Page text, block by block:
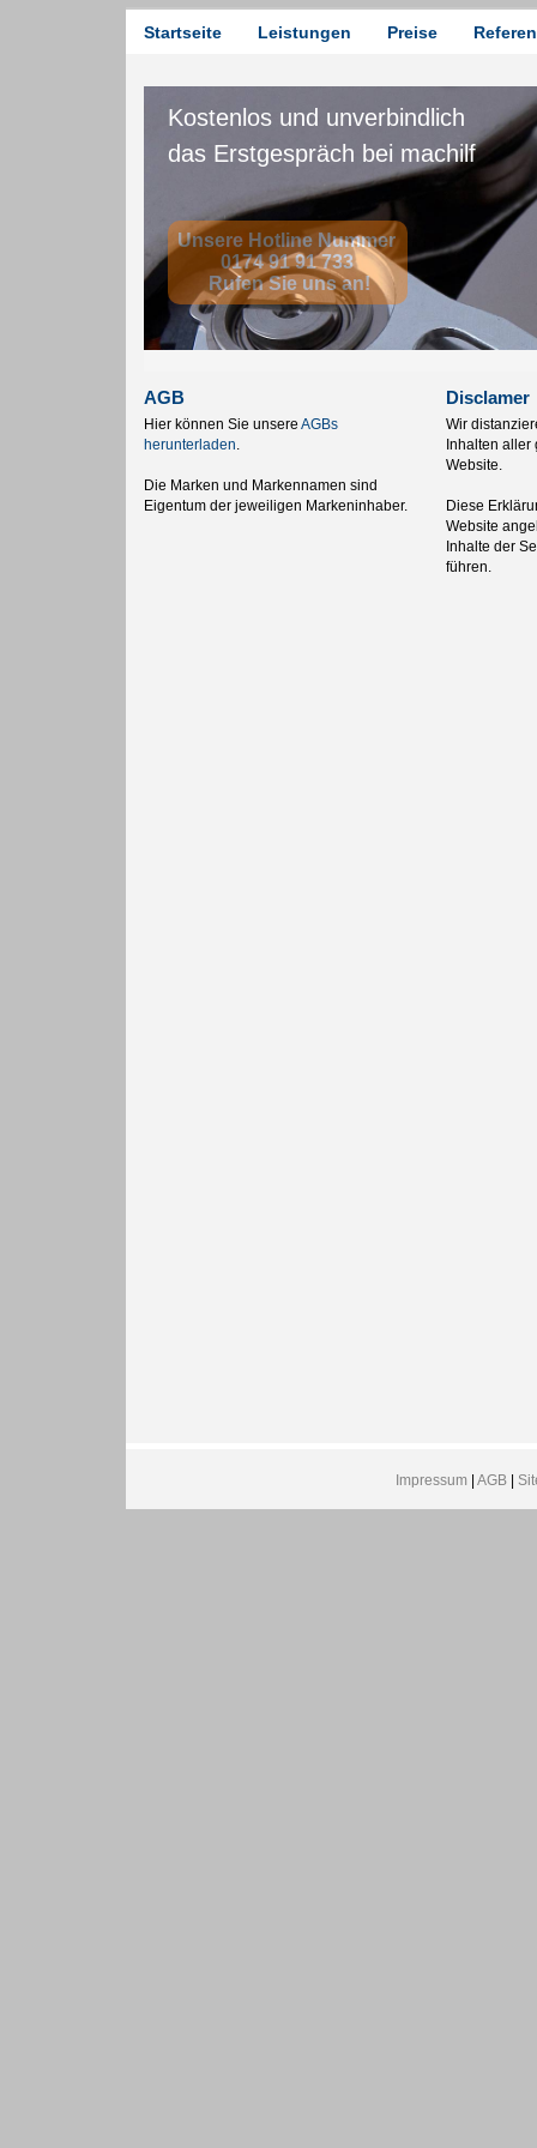
Startseite Leistungen Preise
AGB
Hier können Sie unsere AGBs
herunterladen.
Die Marken und Markennamen sind
Eigentum der jeweiligen Markeninhaber.
Disclamer
Wir
Inhalten aller
Website.
Diese
Website
Inhalte der
führen.
Impressum| AGB|